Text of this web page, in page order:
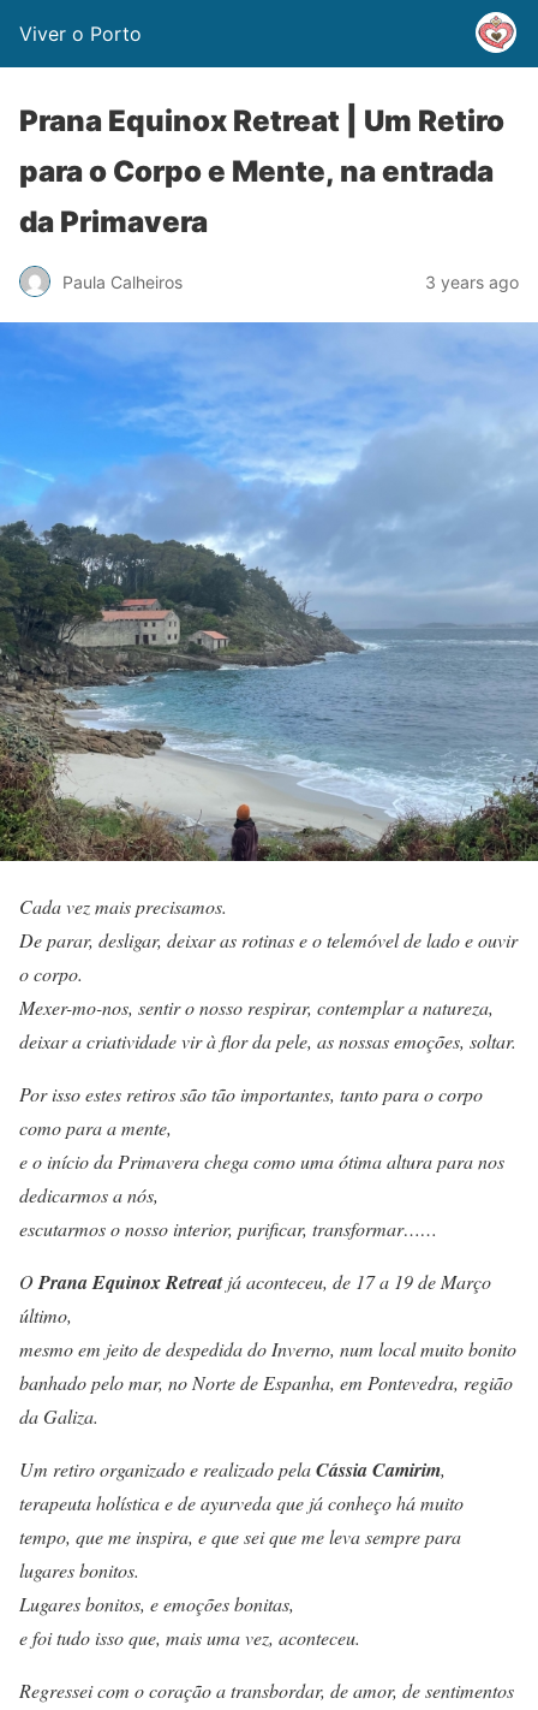
Viver o Porto
Prana Equinox Retreat | Um Retiro
para o Corpo e Mente, na entrada
da Primavera
Paula Calheiros 3 years ago
Cada vez mais precisamos.
De parar, desligar, deixar as rotinas e o telemóvel de lado e ouvir
o corpo.
Mexer-mo-nos, sentir o nosso respirar, contemplar a natureza,
deixar a criatividade vir à flor da pele, as nossas emoções, soltar.
Por isso estes retiros são tão importantes, tanto para o corpo
como para a mente,
e o início da Primavera chega como uma ótima altura para nos
dedicarmos a nós,
escutarmos o nosso interior, purificar, transformar……
OPrana Equinox Retreatjá aconteceu, de 17 a 19 de Março
último,
mesmo em jeito de despedida do Inverno, num local muito bonito
banhado pelo mar, no Norte de Espanha, em Pontevedra, região
da Galiza.
Um retiro organizado e realizado pelaCássia Camirim,
terapeuta holística e de ayurveda que já conheço há muito
tempo, que me inspira, e que sei que me leva sempre para
lugares bonitos.
Lugares bonitos, e emoções bonitas,
e foi tudo isso que, mais uma vez, aconteceu.
Regressei com o coração a transbordar, de amor, de sentimentos